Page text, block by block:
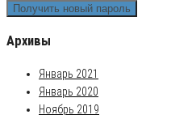
Архивы
Январь 2021
Январь 2020
Ноябрь 2019